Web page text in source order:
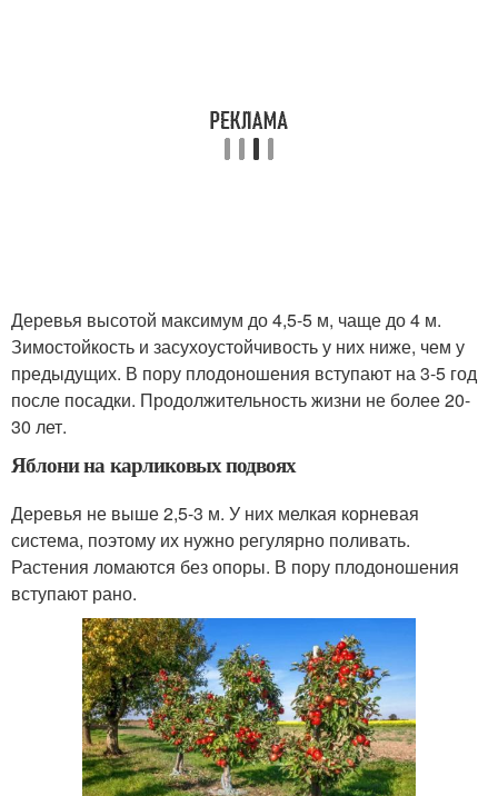
Деревья высотой максимум до 4,5-5 м, чаще до 4 м.
Зимостойкость и засухоустойчивость у них ниже, чем у
предыдущих. В пору плодоношения вступают на 3-5 год
после посадки. Продолжительность жизни не более 20-
30 лет.
Яблони на карликовых подвоях
Деревья не выше 2,5-3 м. У них мелкая корневая
система, поэтому их нужно регулярно поливать.
Растения ломаются без опоры. В пору плодоношения
вступают рано.